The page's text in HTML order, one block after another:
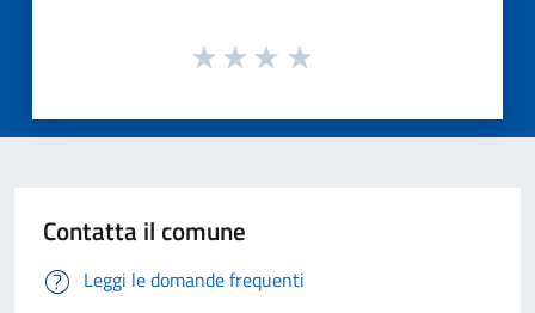
Contatta il comune
Leggi le domande frequenti